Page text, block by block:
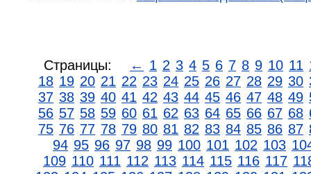
Страницы: ← 1 2 3 4 5 6 7 8 9 10 11
18 19 20 21 22 23 24 25 26 27 28 29 30
37 38 39 40 41 42 43 44 45 46 47 48 49
56 57 58 59 60 61 62 63 64 65 66 67 68
75 76 77 78 79 80 81 82 83 84 85 86 87
94 95 96 97 98 99 100 101 102 103
109 110 111 112 113 114 115 116 117